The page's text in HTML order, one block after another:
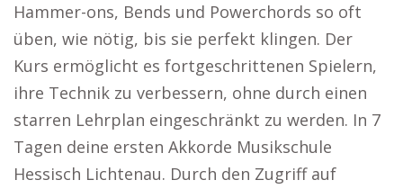
Hammer-ons, Bends und Powerchords so oft
üben, wie nötig, bis sie perfekt klingen. Der
Kurs ermöglicht es fortgeschrittenen Spielern,
ihre Technik zu verbessern, ohne durch einen
starren Lehrplan eingeschränkt zu werden. In 7
Tagen deine ersten Akkorde Musikschule
Hessisch Lichtenau. Durch den Zugriff auf